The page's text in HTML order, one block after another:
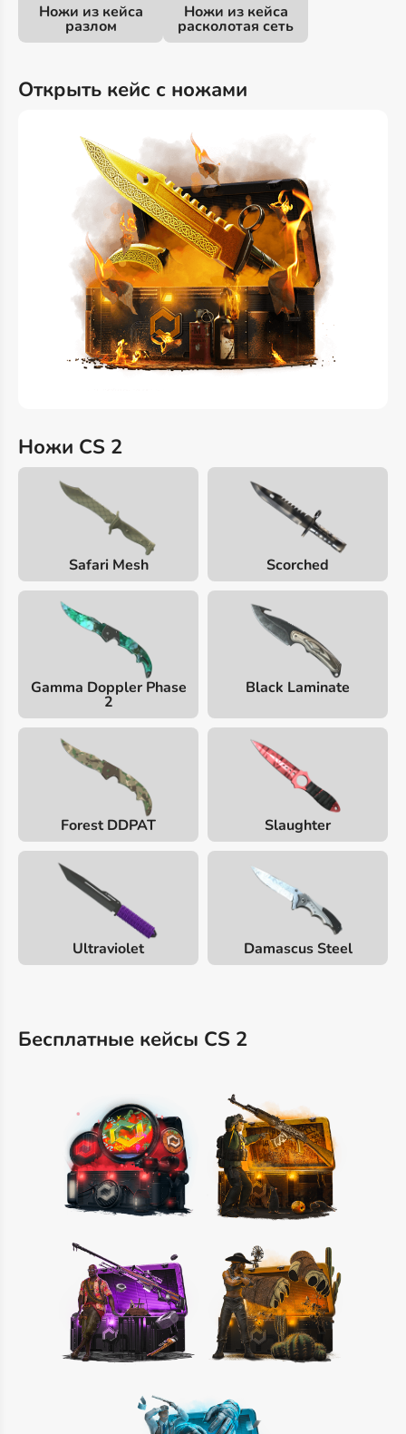
Ножи из кейса
разлом
Ножи из кейса
расколотая сеть
Открыть кейс с ножами
Ножи CS 2
Safari Mesh Scorched
Gamma Doppler Phase
2
Black Laminate
Forest DDPAT Slaughter
Ultraviolet Damascus Steel
Бесплатные кейсы CS 2